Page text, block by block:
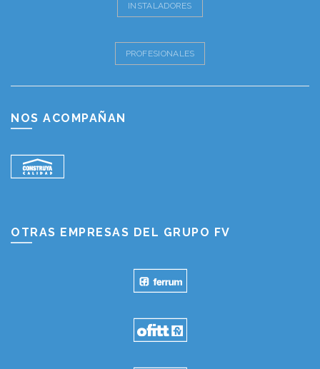
INSTALADORES
PROFESIONALES
NOS ACOMPAÑAN
OTRAS EMPRESAS DEL GRUPO FV